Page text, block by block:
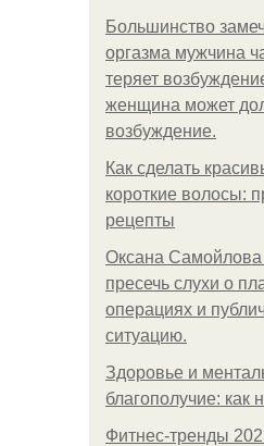
Большинство
оргазма мужчина
теряет
женщина может
возбуждение.
Как сделать
короткие волосы:
рецепты
Оксана
пресечь слухи о
операциях и
ситуацию.
Здоровье и
благополучие: как
Фитнес-тренды